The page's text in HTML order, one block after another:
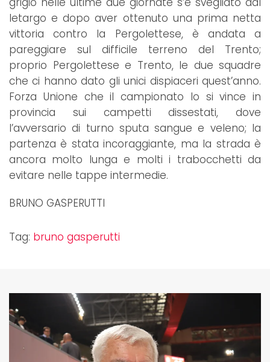
letargo e dopo aver ottenuto una prima netta
vittoria contro la Pergolettese, è andata a
pareggiare sul difficile terreno del Trento;
proprio Pergolettese e Trento, le due squadre
che ci hanno dato gli unici dispiaceri quest’anno.
Forza Unione che il campionato lo si vince in
provincia sui campetti dissestati, dove
l’avversario di turno sputa sangue e veleno; la
partenza è stata incoraggiante, ma la strada è
ancora molto lunga e molti i trabocchetti da
evitare nelle tappe intermedie.
BRUNO GASPERUTTI
Tag: bruno gasperutti